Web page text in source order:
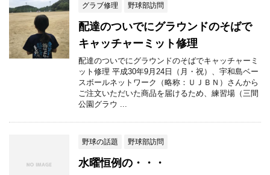
グラブ修理 野球部訪問
配達のついでにグラウンドのそばで
キャッチャーミット修理
配達のついでにグラウンドのそばでキャッチャーミ
ット修理 平成30年9月24日（月・祝）、宇和島ベー
スボールネットワーク（略称：ＵＪＢＮ）さんから
ご注文いただいた商品を届けるため、練習場（三間
公園グラウ ...
野球の話題 野球部訪問
水曜恒例の・・・